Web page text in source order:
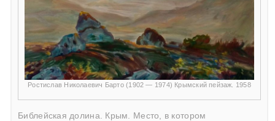
Ростислав Николаевич Барто (1902 — 1974) Крымский пейзаж. 1958
Библейская долина. Крым. Место, в котором